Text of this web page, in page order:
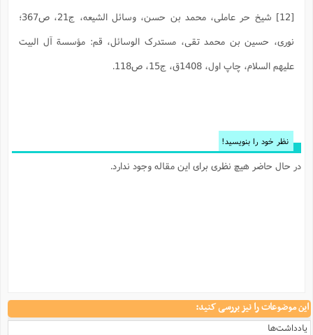
[12] شيخ حر عاملى، محمد بن حسن، وسائل الشيعه، ج‏21، ص367؛
نوری، حسین بن محمد تقی، مستدرک الوسائل، قم: مؤسسة آل البيت
عليهم السلام‏، چاپ اول، 1408ق، ج‏15، ص118.
نظر خود را بنویسید!
در حال حاضر هیچ نظری برای این مقاله وجود ندارد.
این موضوعات را نیز بررسی کنید:
یادداشت‌ها